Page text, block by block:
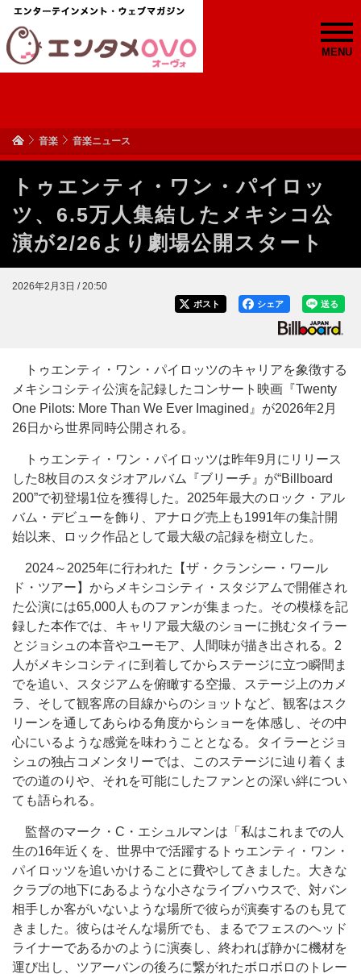
MENU
音楽 音楽ニュース
トゥエンティ・ワン・パイロッ
ツ、6.5万人集結したメキシコ公
演が2/26より劇場公開スタート
2026年2月3日 / 20:50
送る
シェア
ポスト
トゥエンティ・ワン・パイロッツのキャリアを象徴する
メキシコシティ公演を記録したコンサート映画『Twenty
One Pilots: More Than We Ever Imagined』が2026年2月
26日から世界同時公開される。
トゥエンティ・ワン・パイロッツは昨年9月にリリース
した8枚目のスタジオアルバム『ブリーチ』が“Billboard
200”で初登場1位を獲得した。2025年最大のロック・アル
バム・デビューを飾り、アナログ売上も1991年の集計開
始以来、ロック作品として最大級の記録を樹立した。
2024～2025年に行われた【ザ・クランシー・ワール
ド・ツアー】からメキシコシティ・スタジアムで開催され
た公演には65,000人ものファンが集まった。その模様を記
録した本作では、キャリア最大級のショーに挑むタイラー
とジョシュの本音やユーモア、人間味が描き出される。2
人がメキシコシティに到着してからステージに立つ瞬間ま
でを追い、スタジアムを俯瞰する空撮、ステージ上のカメ
ラ、そして観客席の目線からのショットなど、観客はスク
リーンを通してあらゆる角度からショーを体感し、その中
心にいるような感覚を味わうこととなる。タイラーとジョ
シュの独占コメンタリーでは、このステージに辿り着くま
での道のりや、それを可能にしたファンとの深い絆につい
ても語られる。
監督のマーク・C・エシュルマンは「私はこれまでの人
生の16年近くを、世界中で活躍するトゥエンティ・ワン・
パイロッツを追いかけることに費やしてきました。大きな
クラブの地下にあるような小さなライブハウスで、対バン
相手しか客がいないような場所で彼らが演奏するのも見て
きました。彼らはそんな場所でも、まるでフェスのヘッド
ライナーであるかのように演奏し、終われば静かに機材を
運び出し、ツアーバンの後ろに繋がれたボロボロのトレー